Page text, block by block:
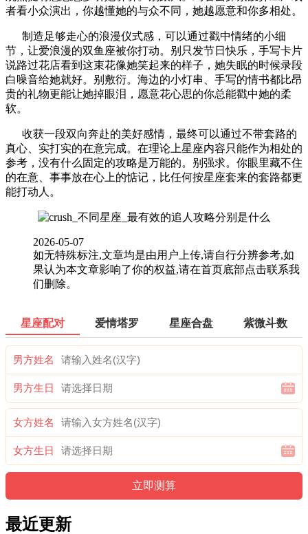
者看小众演出，你越懂她的与众不同，她越愿意和你多相处。
制造足够走心的浪漫仪式感，可以通过戳中情绪的小细
节，让爱浪漫的双鱼座被你打动。别只发节日快乐，手写卡片
说路过花店看到这束花像她笑起来的样子，她失眠的时候录段
白噪音给她就好。别敷衍。海边的小灯串、手写的情书都比昂
贵的礼物更能让她掉眼泪，愿意花心思的你总能戳中她的柔
软。
收获一段双向奔赴的美好感情，最终可以通过不带套路的
真心、实打实的在意完成。在理论上星座内容只能作为相处的
参考，没有什么固定的攻略是万能的。别强求。你眼里藏不住
的在意、事事放在心上的惦记，比任何按星座套来的套路都更
能打动人。
2026-05-07
如无特殊标注,文章均是由用户上传,请自行分辨参考,如
果认为本文章影响了你的权益,请在首页底部点击联系我
们删除。
星座配对 爱情塔罗 星座合盘 紫微斗数
男方姓名
男方生日
女方姓名
女方生日
最近更新